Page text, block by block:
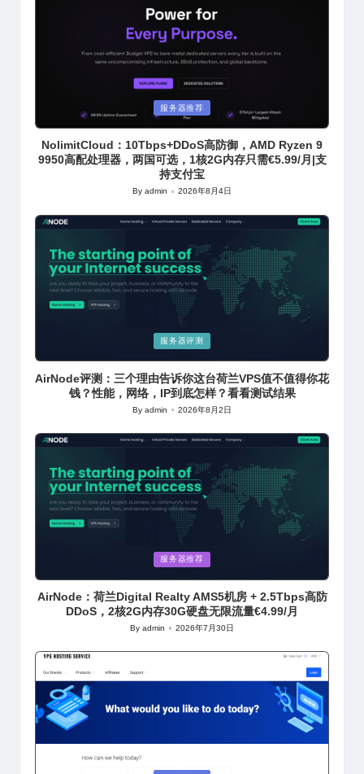
服务器推荐
NolimitCloud：10Tbps+DDoS高防御，AMD Ryzen 9
9950高配处理器，两国可选，1核2G内存只需€5.99/月|支
持支付宝
Posted
Byadmin 2026年8月4日
服务器评测
AirNode评测：三个理由告诉你这台荷兰VPS值不值得你花
钱？性能，网络，IP到底怎样？看看测试结果
Posted
Byadmin 2026年8月2日
服务器推荐
AirNode：荷兰Digital Realty AMS5机房 + 2.5Tbps高防
DDoS，2核2G内存30G硬盘无限流量€4.99/月
Posted
Byadmin 2026年7月30日